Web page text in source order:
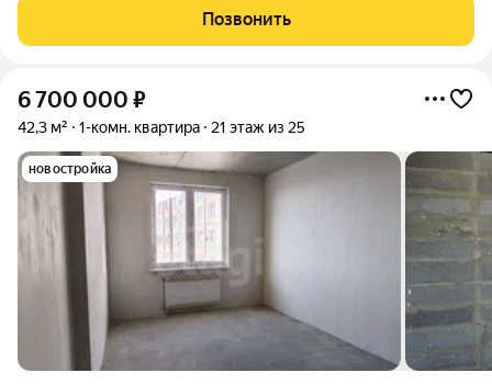
на природу: Студия с панорамными окнами просыпайтесь с
видом на горы и виноградники
Позвонить
6 700 000 ₽
42,3 м² 1-комн. квартира 21 этаж из 25
новостройка